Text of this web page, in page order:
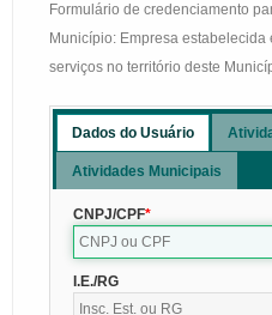
Formulário de credenciamento
Município: Empresa
serviços no território deste
Dados do Usuário
Atividades Municipais
CNPJ/CPF
I.E./RG